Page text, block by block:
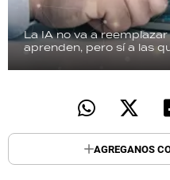
La IA no va a
aprenden, pero sí a las
AGREGANOS